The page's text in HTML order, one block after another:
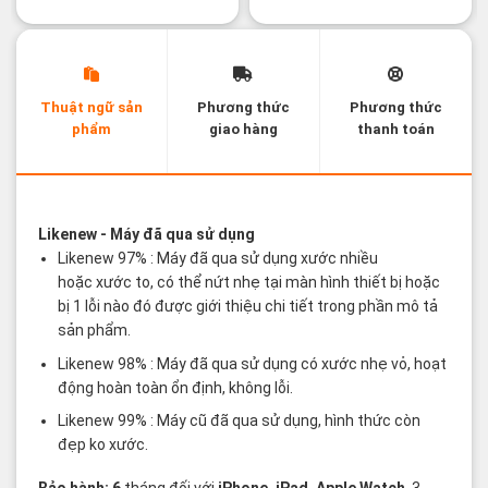
Thuật ngữ sản
phẩm
Phương thức
giao hàng
Phương thức
thanh toán
Likenew- Máy đã qua sử dụng
Likenew 97% : Máy đã qua sử dụng xước nhiều
hoặc xước to, có thể nứt nhẹ tại màn hình thiết bị hoặc
bị 1 lỗi nào đó được giới thiệu chi tiết trong phần mô tả
sản phẩm.
Likenew 98% : Máy đã qua sử dụng có xước nhẹ vỏ, hoạt
động hoàn toàn ổn định, không lỗi.
Likenew 99% : Máy cũ đã qua sử dụng, hình thức còn
đẹp ko xước.